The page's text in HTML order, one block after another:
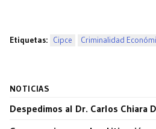
Etiquetas: Cipce Criminalidad
NOTICIAS
Despedimos al Dr. Carlos Chiara